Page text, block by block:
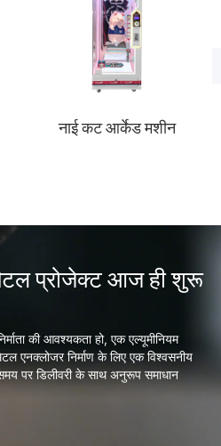
नाई कट आर्केड मशीन
प्रोजेक्ट आज ही शुरू
की आवश्यकता हो, एक एल्यूमीनियम
एनक्लोजर निर्माण के लिए एक विश्वसनीय
पर डिलीवरी के साथ अनुरूप समाधान